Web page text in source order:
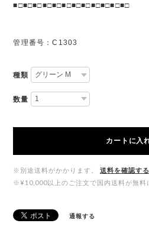
■□■□■□■□■□■□■□■□■□■□■□■□
管理番号：C1303
種類
数量
カートに入
※別途送料がかかります。
送料を確認する
※¥10,000以上のご注文で国内送料が無料
通報する